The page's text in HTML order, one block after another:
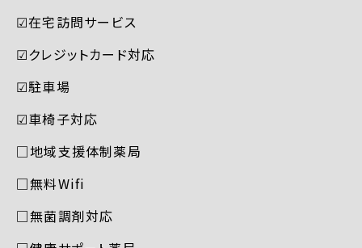
☑︎在宅訪問サービス
☑︎クレジットカード対応
☑︎駐車場
☑︎車椅子対応
□地域支援体制薬局
□無料Wifi
□無菌調剤対応